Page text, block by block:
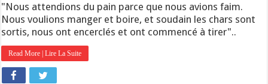
"Nous attendions du pain parce que nous avions faim.
Nous voulions manger et boire, et soudain les chars sont
sortis, nous ont encerclés et ont commencé à tirer"..
Read More | Lire La Suite